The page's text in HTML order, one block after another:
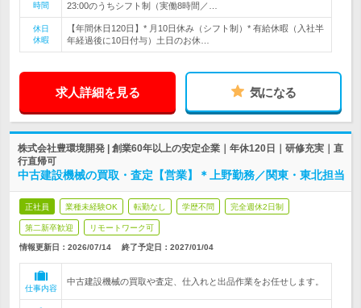
時間
23:00のうちシフト制（実働8時間／…
休日
休暇
【年間休日120日】* 月10日休み（シフト制）* 有給休暇（入社半
年経過後に10日付与）土日のお休…
求人詳細を見る 気になる
株式会社豊環境開発 | 創業60年以上の安定企業｜年休120日｜研修充実｜直
行直帰可
中古建設機械の買取・査定【営業】＊上野勤務／関東・東北担当
正社員 業種未経験OK 転勤なし 学歴不問 完全週休2日制
第二新卒歓迎 リモートワーク可
情報更新日：2026/07/14 終了予定日： 2027/01/04
仕事内容
中古建設機械の買取や査定、仕入れと出品作業をお任せします。